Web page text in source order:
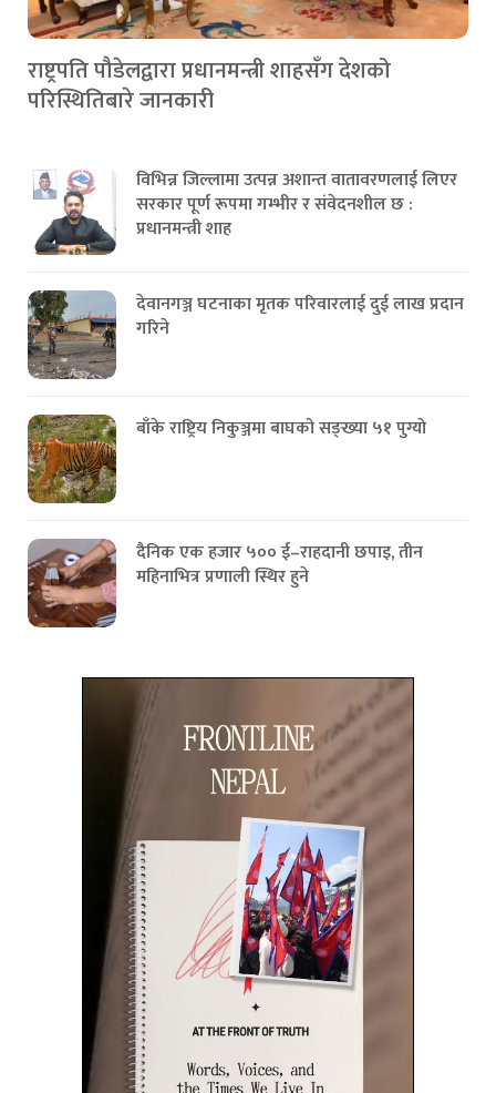
राष्ट्रपति पौडेलद्वारा प्रधानमन्त्री शाहसँग देशको
परिस्थितिबारे जानकारी
विभिन्न जिल्लामा उत्पन्न अशान्त वातावरणलाई लिएर
सरकार पूर्ण रूपमा गम्भीर र संवेदनशील छ :
प्रधानमन्त्री शाह
देवानगञ्ज घटनाका मृतक परिवारलाई दुई लाख प्रदान
गरिने
बाँके राष्ट्रिय निकुञ्जमा बाघको सङ्ख्या ५१ पुग्यो
दैनिक एक हजार ५०० ई–राहदानी छपाइ, तीन
महिनाभित्र प्रणाली स्थिर हुने